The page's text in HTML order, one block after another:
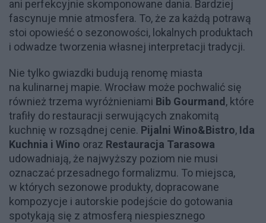
ani perfekcyjnie skomponowane dania. Bardziej
fascynuje mnie atmosfera. To, że za każdą potrawą
stoi opowieść o sezonowości, lokalnych produktach
i odwadze tworzenia własnej interpretacji tradycji.
Nie tylko gwiazdki budują renomę miasta
na kulinarnej mapie. Wrocław może pochwalić się
również trzema wyróżnieniami Bib Gourmand , które
trafiły do restauracji serwujących znakomitą
kuchnię w rozsądnej cenie. Pijalni Wino&Bistro, Ida
Kuchnia i Wino oraz Restauracja Tarasowa
udowadniają, że najwyższy poziom nie musi
oznaczać przesadnego formalizmu. To miejsca,
w których sezonowe produkty, dopracowane
kompozycje i autorskie podejście do gotowania
spotykają się z atmosferą niespiesznego